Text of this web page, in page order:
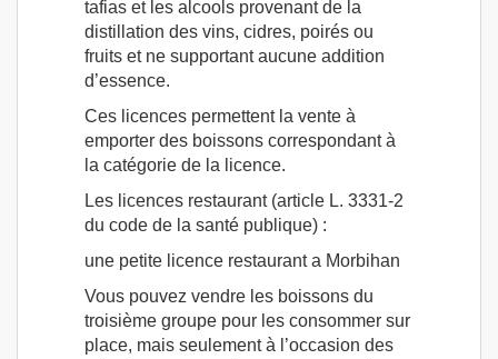
tafias et les alcools provenant de la
distillation des vins, cidres, poirés ou
fruits et ne supportant aucune addition
d’essence.
Ces licences permettent la vente à
emporter des boissons correspondant à
la catégorie de la licence.
Les licences restaurant (article L. 3331-2
du code de la santé publique) :
une petite licence restaurant a Morbihan
Vous pouvez vendre les boissons du
troisième groupe pour les consommer sur
place, mais seulement à l’occasion des